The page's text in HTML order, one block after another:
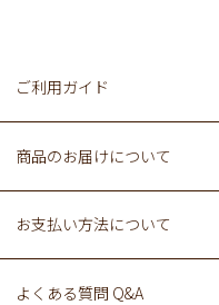
ご利用ガイド
商品のお届けについて
お支払い方法について
よくある質問 Q&A